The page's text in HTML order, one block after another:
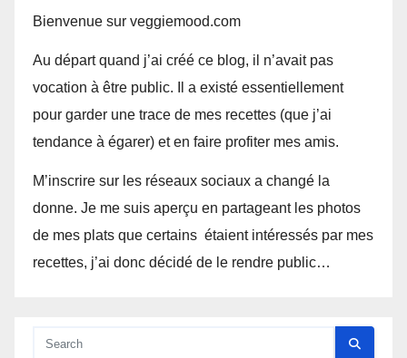
Bienvenue sur veggiemood.com
Au départ quand j’ai créé ce blog, il n’avait pas
vocation à être public. Il a existé essentiellement
pour garder une trace de mes recettes (que j’ai
tendance à égarer) et en faire profiter mes amis.
M’inscrire sur les réseaux sociaux a changé la
donne. Je me suis aperçu en partageant les photos
de mes plats que certains étaient intéressés par mes
recettes, j’ai donc décidé de le rendre public…